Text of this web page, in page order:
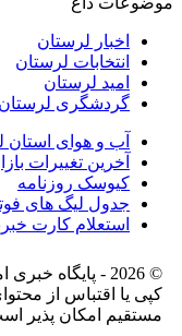
اخبار لرستان
انتخابات لرستان
امید لرستان
گردشگری لرستان
آب و هوای استان
آخرین تغییرات
کیوسک روزنامه
جدول لیگ های
استعلام کارت
© 2026 - پایگاه خبری اميد لرستان.تمامی حقوق محفوظ است.
کپی یا اقتباس از
مستقیم امکان پذیر